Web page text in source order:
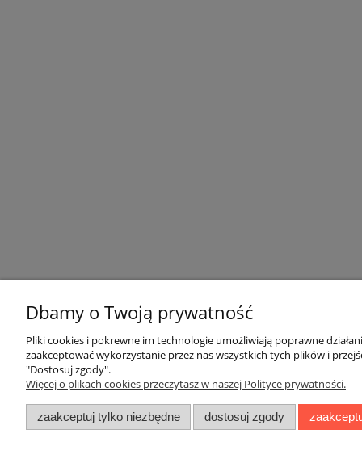
Dbamy o Twoją prywatność
Pliki cookies i pokrewne im technologie umożliwiają poprawne
zaakceptować wykorzystanie przez nas wszystkich tych plików i
"Dostosuj zgody".
Więcej o plikach cookies przeczytasz w naszej Polityce prywatności.
zaakceptuj tylko niezbędne dostosuj zgody